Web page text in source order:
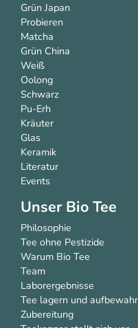
Grün Japan
Probieren
Matcha
Grün China
Weiß
Oolong
Schwarz
Pu-Erh
Kräuter
Glas
Keramik
Literatur
Events
Unser Bio Tee
Philosophie
Tee ohne Pestizide
Warum Bio Tee
Team
Laborergebnisse
Tee lagern und
Zubereitung